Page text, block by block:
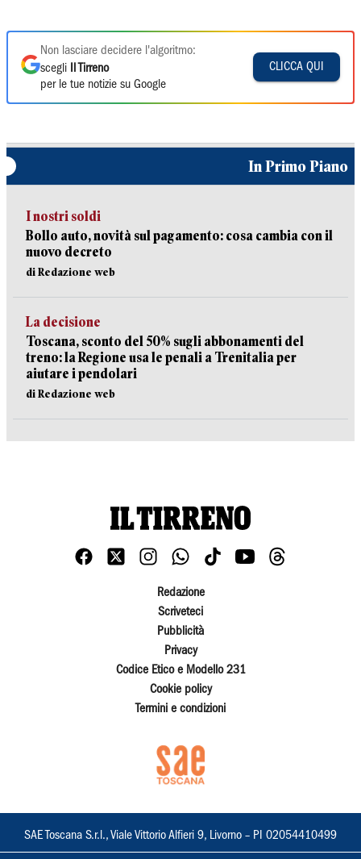
Non lasciare decidere l'algoritmo:
scegli
Il Tirreno
per le tue notizie su Google
CLICCA QUI
In Primo Piano
I nostri soldi
Bollo auto, novità sul pagamento: cosa cambia con il
nuovo decreto
di Redazione web
La decisione
Toscana, sconto del 50% sugli abbonamenti del
treno: la Regione usa le penali a Trenitalia per
aiutare i pendolari
di Redazione web
Redazione
Scriveteci
Pubblicità
Privacy
Codice Etico e Modello 231
Cookie policy
Termini e condizioni
SAE Toscana S.r.l., Viale Vittorio Alfieri 9, Livorno – PI 02054410499